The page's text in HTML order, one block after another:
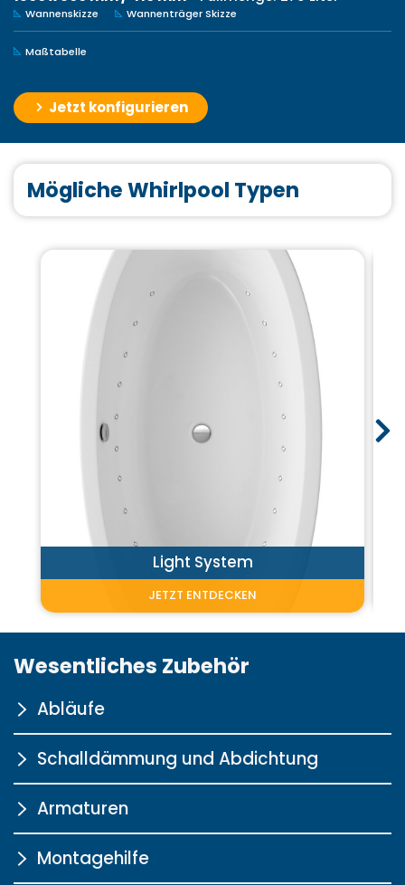
Wannenskizze Wannenträger Skizze
Maßtabelle
Jetzt konfigurieren
Mögliche Whirlpool Typen
Light System
JETZT ENTDECKEN
Wesentliches Zubehör
Abläufe
für Körperformwannen
chrom
Schalldämmung und Abdichtung
Armaturen
S2000
Montagehilfe